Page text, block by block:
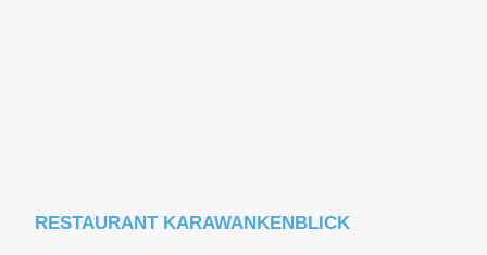
RESTAURANT KARAWANKENBLICK